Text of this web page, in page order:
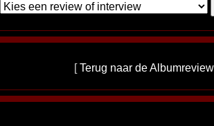
[Terug naar de